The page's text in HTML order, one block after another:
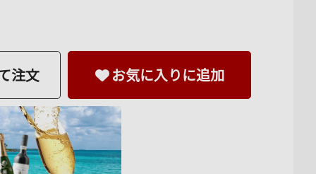
お気に入りに追加